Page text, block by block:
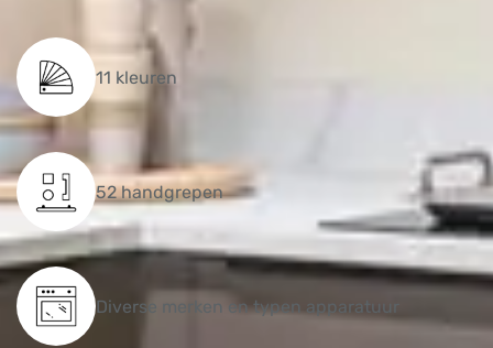
11 kleuren
52 handgrepen
Diverse merken en typen apparatuur